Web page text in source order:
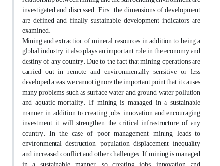
investigated and discussed. First, the dimensions of development
are defined and finally, sustainable development indicators are
examined.
Mining and extraction of mineral resources, in addition to being a
global industry, it also plays an important role in the economy and
destiny of any country. Due to the fact that mining operations are
carried out in remote and environmentally sensitive or less
developed areas, we cannot ignore the important point that it causes
many problems such as surface water and ground water pollution
and aquatic mortality. If mining is managed in a sustainable
manner, in addition to creating jobs, innovation and encouraging
investment, it will strengthen the critical infrastructure of any
country. In the case of poor management, mining leads to
environmental destruction, population displacement, inequality
and increased conflict and other challenges. If mining is managed